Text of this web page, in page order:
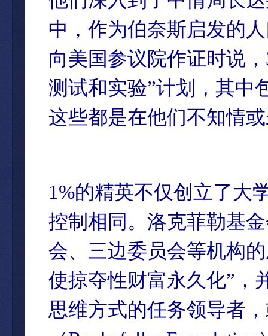
中，作为伯奈斯启发的
向美国参议院作证时说
测试和实验”计划，其中
这些都是在他们不知情
1%的精英不仅创立了大
控制相同。洛克菲勒基
会、三边委员会等机构
使掠夺性财富永久化”，
思维方式的任务领导者